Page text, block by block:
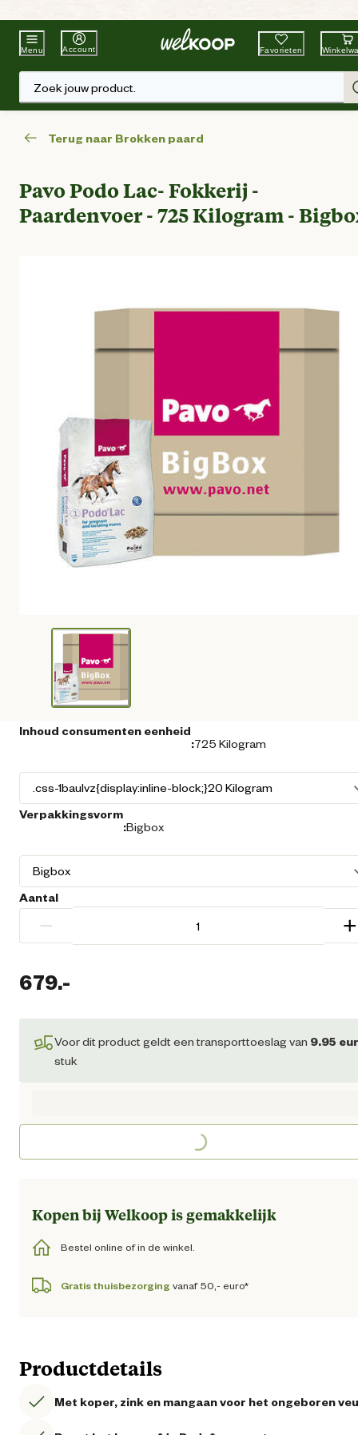
Beste WinkelketenTuin & Dier
Menu Account Favorieten
Zoek jouw product.
Terug naar Brokken paard
Pavo Podo Lac- Fokkerij -
Paardenvoer - 725 Kilogram -
Inhoud consumenten eenheid
:725 Kilogram
Verpakkingsvorm
:Bigbox
Aantal
− +
679.-
Huidige prijs € 679,00
Voor dit product geldt een transporttoeslag van 9.95
stuk
Loading...
Kopen bij Welkoop is gemakkelijk
Bestel online of in de winkel.
Gratis thuisbezorging vanaf 50,- euro*
Productdetails
Met koper, zink en mangaan voor het ongeboren